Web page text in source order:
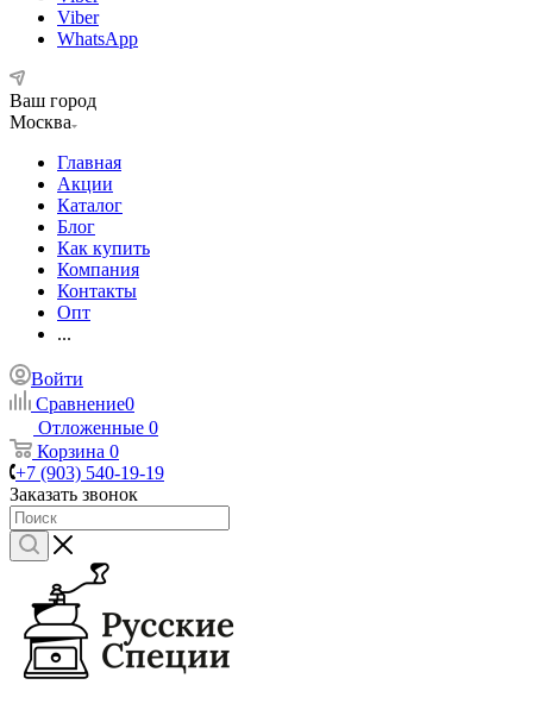
Viber
WhatsApp
Ваш город
Москва
Главная
Акции
Каталог
Блог
Как купить
Компания
Контакты
Опт
...
Войти
Сравнение0
Отложенные 0
Корзина 0
+7 (903) 540-19-19
Заказать звонок